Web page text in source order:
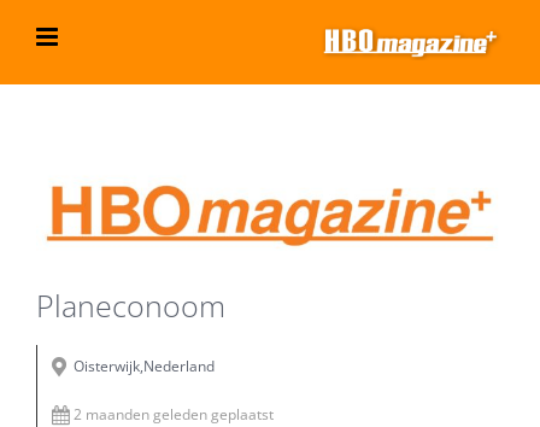
inhoud
grotere
afbeelding
Planeconoom
Oisterwijk,Nederland
2 maanden geleden geplaatst